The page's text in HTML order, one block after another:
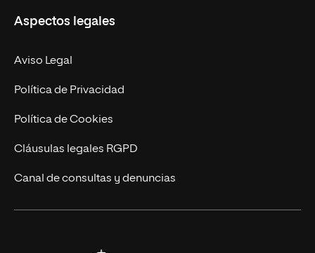
Doctorados
Experto Universitario
Postgrados
Cursos Universitarios
Facultades
Nuestro Equipo
Trabaja en UNIR
Actualidad
UNIR Revista
Eventos
Aspectos legales
Aviso Legal
Política de Privacidad
Política de Cookies
Cláusulas legales RGPD
Canal de consultas y denuncias